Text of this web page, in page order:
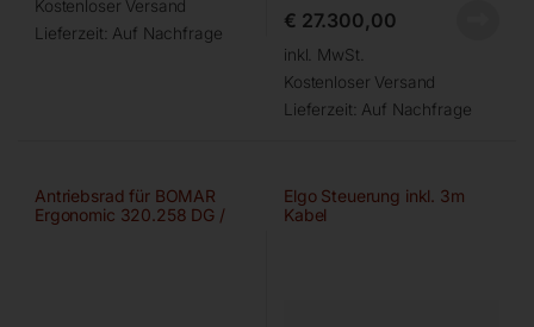
Kostenloser Versand
Lieferzeit: Auf Nachfrage
€ 27.300,00
inkl. MwSt.
Kostenloser Versand
Lieferzeit: Auf Nachfrage
Antriebsrad für BOMAR
Ergonomic 320.258 DG /
Elgo Steuerung inkl. 3m
Kabel